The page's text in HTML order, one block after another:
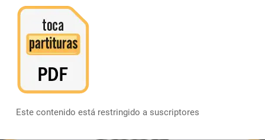
Este contenido está restringido a suscriptores